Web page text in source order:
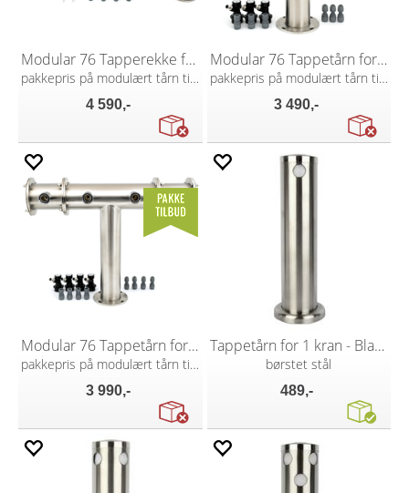
Modular 76 Tapperekke for 4 kraner
pakkepris på modulært tårn til 4 kraner
4 590,-
Modular 76 Tappetårn for 3 kraner
pakkepris på modulært tårn til 3 kraner
3 490,-
Modular 76 Tappetårn for 4 kraner
pakkepris på modulært tårn til 4 kraner
3 990,-
Tappetårn for 1 kran - Blank
børstet stål
489,-